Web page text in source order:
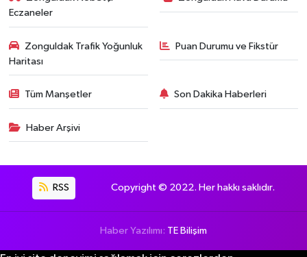
Eczaneler
Zonguldak Trafik Yoğunluk
Haritası
Puan Durumu ve Fikstür
Tüm Manşetler Son Dakika Haberleri
Haber Arşivi
RSS Copyright © 2022. Her hakkı saklıdır.
Haber Yazılımı: TE Bilişim